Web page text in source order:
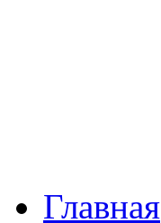
Главная